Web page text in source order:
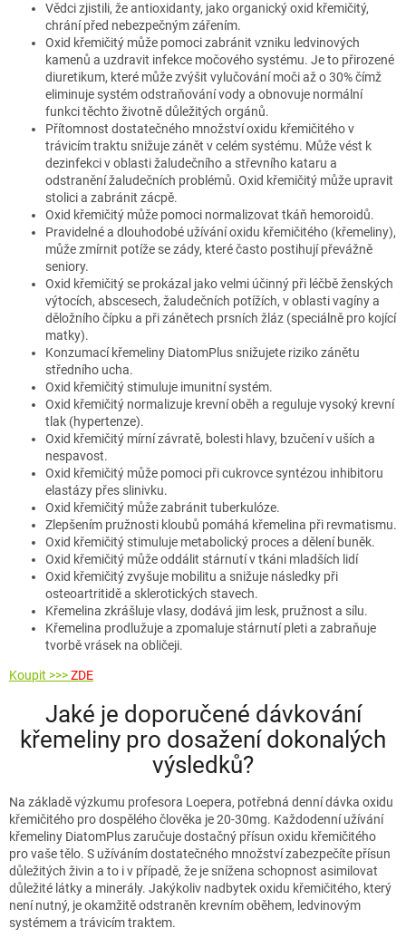
Vědci zjistili, že antioxidanty, jako organický oxid křemičitý,
chrání před nebezpečným zářením.
Oxid křemičitý může pomoci zabránit vzniku ledvinových
kamenů a uzdravit infekce močového systému. Je to přirozené
diuretikum, které může zvýšit vylučování moči až o 30% čímž
eliminuje systém odstraňování vody a obnovuje normální
funkci těchto životně důležitých orgánů.
Přítomnost dostatečného množství oxidu křemičitého v
trávicím traktu snižuje zánět v celém systému. Může vést k
dezinfekci v oblasti žaludečního a střevního kataru a
odstranění žaludečních problémů. Oxid křemičitý může upravit
stolici a zabránit zácpě.
Oxid křemičitý může pomoci normalizovat tkáň hemoroidů.
Pravidelné a dlouhodobé užívání oxidu křemičitého (křemeliny),
může zmírnit potíže se zády, které často postihují převážně
seniory.
Oxid křemičitý se prokázal jako velmi účinný při léčbě ženských
výtocích, abscesech, žaludečních potížích, v oblasti vagíny a
děložního čípku a při zánětech prsních žláz (speciálně pro kojící
matky).
Konzumací křemeliny DiatomPlus snižujete riziko zánětu
středního ucha.
Oxid křemičitý stimuluje imunitní systém.
Oxid křemičitý normalizuje krevní oběh a reguluje vysoký krevní
tlak (hypertenze).
Oxid křemičitý mírní závratě, bolesti hlavy, bzučení v uších a
nespavost.
Oxid křemičitý může pomoci při cukrovce syntézou inhibitoru
elastázy přes slinivku.
Oxid křemičitý může zabránit tuberkulóze.
Zlepšením pružnosti kloubů pomáhá křemelina při revmatismu.
Oxid křemičitý stimuluje metabolický proces a dělení buněk.
Oxid křemičitý může oddálit stárnutí v tkáni mladších lidí
Oxid křemičitý zvyšuje mobilitu a snižuje následky při
osteoartritidě a sklerotických stavech.
Křemelina zkrášluje vlasy, dodává jim lesk, pružnost a sílu.
Křemelina prodlužuje a zpomaluje stárnutí pleti a zabraňuje
tvorbě vrásek na obličeji.
Koupit >>>ZDE
Jaké je doporučené dávkování
křemeliny pro dosažení dokonalých
výsledků?
Na základě výzkumu profesora Loepera, potřebná denní dávka oxidu
křemičitého pro dospělého člověka je 20-30mg. Každodenní užívání
křemeliny DiatomPlus zaručuje dostačný přísun oxidu křemičitého
pro vaše tělo. S užíváním dostatečného množství zabezpečíte přísun
důležitých živin a to i v případě, že je snížena schopnost asimilovat
důležité látky a minerály. Jakýkoliv nadbytek oxidu křemičitého, který
není nutný, je okamžitě odstraněn krevním oběhem, ledvinovým
systémem a trávicím traktem.